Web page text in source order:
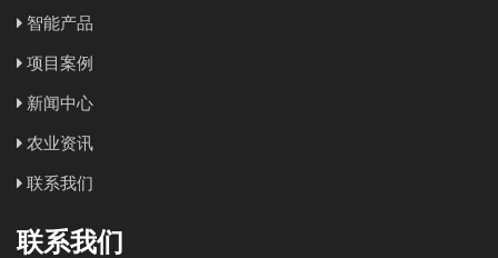
智能产品
项目案例
新闻中心
农业资讯
联系我们
联系我们